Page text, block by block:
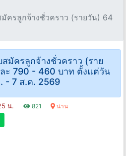
ครลูกจ้างชั่วคราว (รายวัน) 64
มัครลูกจ้างชั่วคราว (ราย
ะ 790 - 460 บาท ตั้งแต่วัน
- 7 ส.ค. 2569
น. 821 น่าน